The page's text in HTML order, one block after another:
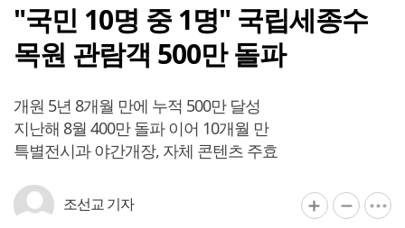
"국민 10명 중 1명" 국립세종수
목원 관람객 500만 돌파
개원 5년 8개월 만에 누적 500만 달성
지난해 8월 400만 돌파 이어 10개월 만
특별전시과 야간개장, 자체 콘텐츠 주효
조선교 기자